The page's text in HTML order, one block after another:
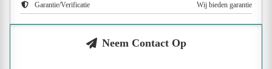
Garantie/Verificatie Wij bieden garantie
Neem Contact Op